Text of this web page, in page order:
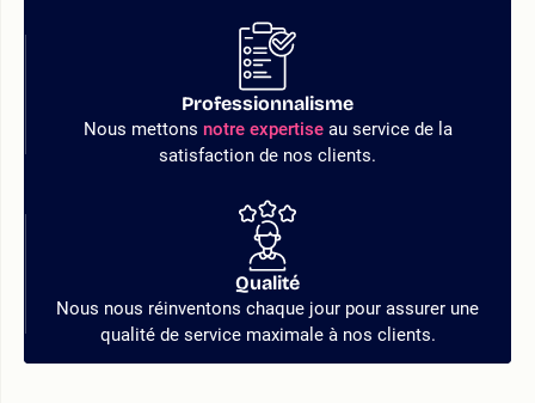
Professionnalisme
Nous mettons notre expertiseau service de la
satisfaction de nos clients.
Qualité
Nous nous réinventons chaque jour pour assurer une
qualité de service maximale à nos clients.